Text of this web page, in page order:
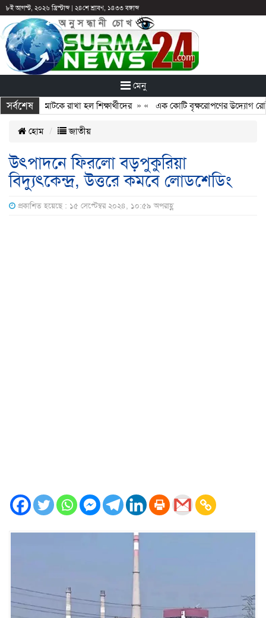
৮ই আগস্ট, ২০২৬ খ্রিস্টাব্দ| ২৪শে শ্রাবণ, ১৪৩৩ বঙ্গাব্দ
মেনু
সর্বশেষ
পরও আটকে রাখা হল শিক্ষার্থীদের» « এক কোটি বৃক্ষরোপণের উদ্যোগ
হোম জাতীয়
উৎপাদনে ফিরলো বড়পুকুরিয়া
বিদ্যুৎকেন্দ্র, উত্তরে কমবে লোডশেডিং
প্রকাশিত হয়েছে : ১৫ সেপ্টেম্বর ২০২৪, ১০:৫৯ অপরাহ্ণ